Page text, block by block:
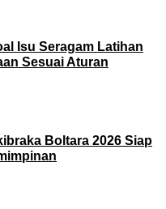
Isu Seragam Latihan
Sesuai Aturan
Boltara 2026 Siap